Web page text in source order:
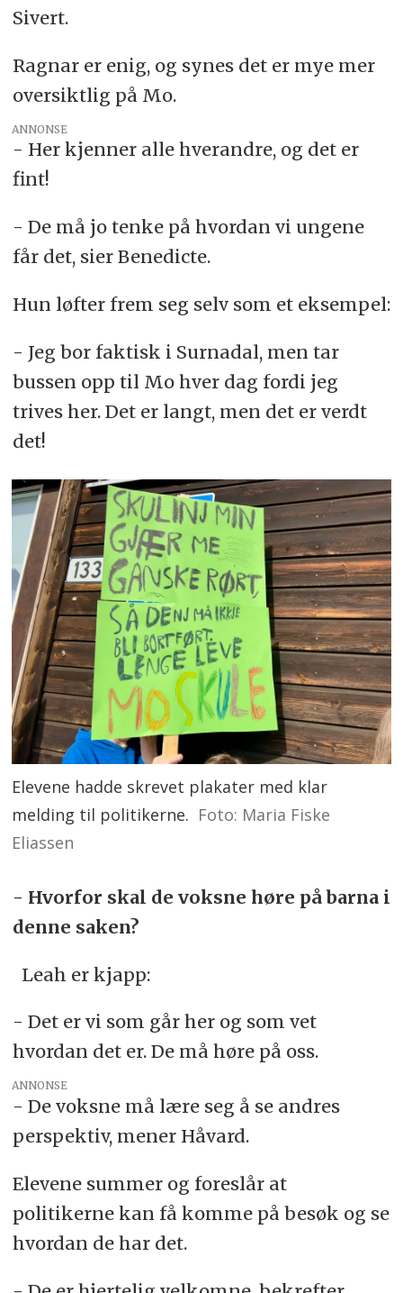
Sivert.
Ragnar er enig, og synes det er mye mer
oversiktlig på Mo.
ANNONSE
- Her kjenner alle hverandre, og det er
fint!
- De må jo tenke på hvordan vi ungene
får det, sier Benedicte.
Hun løfter frem seg selv som et eksempel:
- Jeg bor faktisk i Surnadal, men tar
bussen opp til Mo hver dag fordi jeg
trives her. Det er langt, men det er verdt
det!
Elevene hadde skrevet plakater med klar
melding til politikerne. Foto: Maria Fiske
Eliassen
- Hvorfor skal de voksne høre på barna i
denne saken?
Leah er kjapp:
- Det er vi som går her og som vet
hvordan det er. De må høre på oss.
ANNONSE
- De voksne må lære seg å se andres
perspektiv, mener Håvard.
Elevene summer og foreslår at
politikerne kan få komme på besøk og se
hvordan de har det.